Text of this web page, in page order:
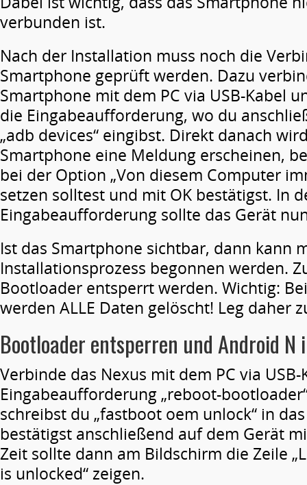
verbunden ist.
Nach der Installation muss noch die
Smartphone geprüft werden. Dazu
Smartphone mit dem PC via USB-Kabel
die Eingabeaufforderung, wo du
„adb devices“ eingibst. Direkt danach
Smartphone eine Meldung erscheinen,
bei der Option „Von diesem Computer
setzen solltest und mit OK bestätigst. In
Eingabeaufforderung sollte das Gerät
Ist das Smartphone sichtbar, dann kann
Installationsprozess begonnen werden.
Bootloader entsperrt werden. Wichtig:
werden ALLE Daten gelöscht! Leg daher
Bootloader entsperren und Android
Verbinde das Nexus mit dem PC via
Eingabeaufforderung „reboot-
schreibst du „fastboot oem unlock“ in
bestätigst anschließend auf dem Gerät
Zeit sollte dann am Bildschirm die Zeile
is unlocked“ zeigen.